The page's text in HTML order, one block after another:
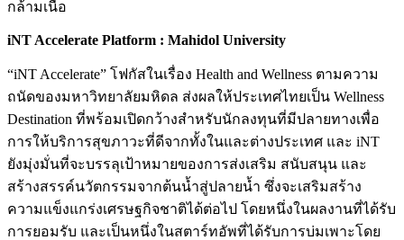
กล้ามเนื้อ
iNT Accelerate Platform : Mahidol University
“iNT Accelerate” โฟกัสในเรื่อง Health and Wellness ตามความ
ถนัดของมหาวิทยาลัยมหิดล ส่งผลให้ประเทศไทยเป็น Wellness
Destination ที่พร้อมเปิดกว้างสำหรับนักลงทุนที่มีปลายทางเพื่อ
การให้บริการสุขภาวะที่ดีจากทั้งในและต่างประเทศ และ iNT
ยังมุ่งมั่นที่จะบรรลุเป้าหมายของการส่งเสริม สนับสนุน และ
สร้างสรรค์นวัตกรรมจากต้นน้ำสู่ปลายน้ำ ซึ่งจะเสริมสร้าง
ความแข็งแกร่งเศรษฐกิจชาติได้ต่อไป โดยหนึ่งในผลงานที่ได้รับ
การยอมรับ และเป็นหนึ่งในสตาร์ทอัพที่ได้รับการบ่มเพาะโดย